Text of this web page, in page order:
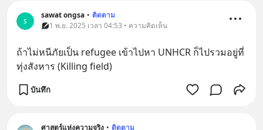
s
sawat ongsa • ติดตาม
1 พ.ย. 2025 เวลา 04:53 • ความคิดเห็น
ถ้าไม่หนีภัยเป็น refugee เข้าไปหา UNHCR ก็ไปรวมอยู่ที่
ทุ่งสังหาร (Killing field)
บันทึก
ศาสตร์แห่งความจริง • ติดตาม